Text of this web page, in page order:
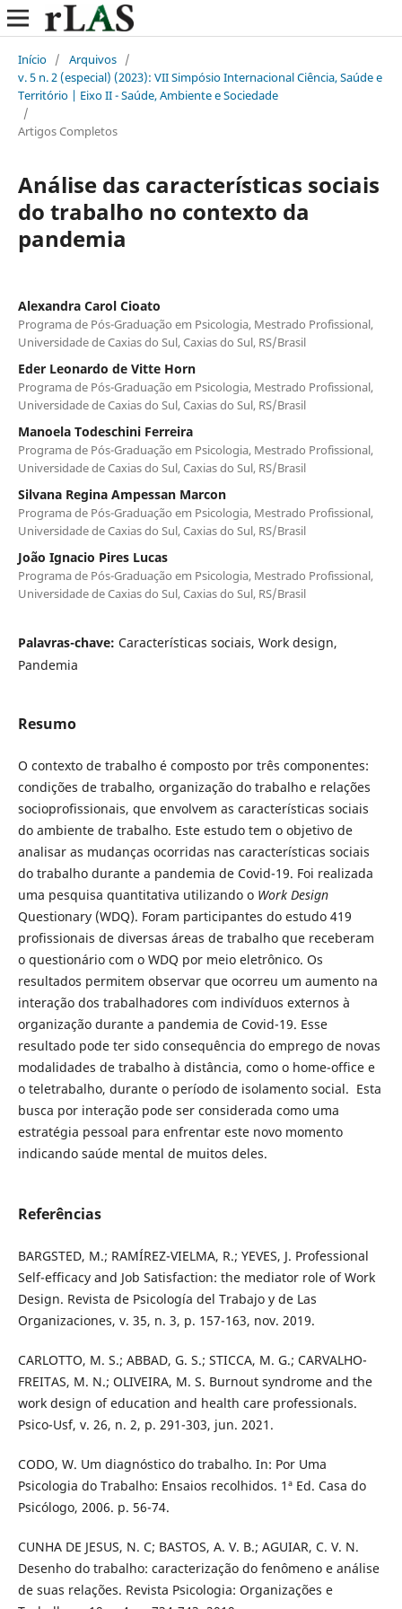
Início / Arquivos /
v. 5 n. 2 (especial) (2023): VII Simpósio Internacional Ciência, Saúde e
Território | Eixo II - Saúde, Ambiente e Sociedade
/
Artigos Completos
Análise das características sociais
do trabalho no contexto da
pandemia
Alexandra Carol Cioato
Programa de Pós-Graduação em Psicologia, Mestrado Profissional,
Universidade de Caxias do Sul, Caxias do Sul, RS/Brasil
Eder Leonardo de Vitte Horn
Programa de Pós-Graduação em Psicologia, Mestrado Profissional,
Universidade de Caxias do Sul, Caxias do Sul, RS/Brasil
Manoela Todeschini Ferreira
Programa de Pós-Graduação em Psicologia, Mestrado Profissional,
Universidade de Caxias do Sul, Caxias do Sul, RS/Brasil
Silvana Regina Ampessan Marcon
Programa de Pós-Graduação em Psicologia, Mestrado Profissional,
Universidade de Caxias do Sul, Caxias do Sul, RS/Brasil
João Ignacio Pires Lucas
Programa de Pós-Graduação em Psicologia, Mestrado Profissional,
Universidade de Caxias do Sul, Caxias do Sul, RS/Brasil
Palavras-chave: Características sociais, Work design,
Pandemia
Resumo
O contexto de trabalho é composto por três componentes:
condições de trabalho, organização do trabalho e relações
socioprofissionais, que envolvem as características sociais
do ambiente de trabalho. Este estudo tem o objetivo de
analisar as mudanças ocorridas nas características sociais
do trabalho durante a pandemia de Covid-19. Foi realizada
uma pesquisa quantitativa utilizando o Work Design
Questionary (WDQ). Foram participantes do estudo 419
profissionais de diversas áreas de trabalho que receberam
o questionário com o WDQ por meio eletrônico. Os
resultados permitem observar que ocorreu um aumento na
interação dos trabalhadores com indivíduos externos à
organização durante a pandemia de Covid-19. Esse
resultado pode ter sido consequência do emprego de novas
modalidades de trabalho à distância, como o home-office e
o teletrabalho, durante o período de isolamento social. Esta
busca por interação pode ser considerada como uma
estratégia pessoal para enfrentar este novo momento
indicando saúde mental de muitos deles.
Referências
BARGSTED, M.; RAMÍREZ-VIELMA, R.; YEVES, J. Professional
Self-efficacy and Job Satisfaction: the mediator role of Work
Design. Revista de Psicología del Trabajo y de Las
Organizaciones, v. 35, n. 3, p. 157-163, nov. 2019.
CARLOTTO, M. S.; ABBAD, G. S.; STICCA, M. G.; CARVALHO-
FREITAS, M. N.; OLIVEIRA, M. S. Burnout syndrome and the
work design of education and health care professionals.
Psico-Usf, v. 26, n. 2, p. 291-303, jun. 2021.
CODO, W. Um diagnóstico do trabalho. In: Por Uma
Psicologia do Trabalho: Ensaios recolhidos. 1ª Ed. Casa do
Psicólogo, 2006. p. 56-74.
CUNHA DE JESUS, N. C; BASTOS, A. V. B.; AGUIAR, C. V. N.
Desenho do trabalho: caracterização do fenômeno e análise
de suas relações. Revista Psicologia: Organizações e